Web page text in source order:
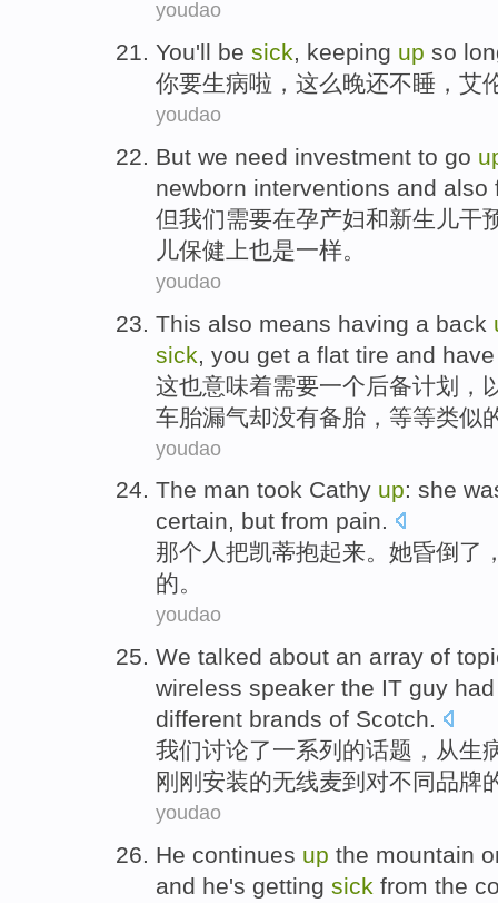
youdao
You'll be sick, keeping up so
你要生病啦 ， 这么晚还不睡， 艾
youdao
But we need investment to go
newborn interventions and also
但我们需要在孕产妇和新生儿干
儿保健 上也是一样。
youdao
This also means having a back
sick you get a flat tire and have
这也意味着需要一个后备计划 ，
车胎漏气却没有备胎，等等类似
youdao
The man took Cathy up: she
certain, but from pain.
那个 人 把凯蒂抱起来。 她昏倒 了
的。
youdao
We talked about an array of
wireless speaker the IT guy had
different brands of Scotch.
我们讨论了一系列 的话题 ，从生
刚刚 安装的无线麦到 对不同品牌
youdao
He continues up the mountain
and he's getting sick from the